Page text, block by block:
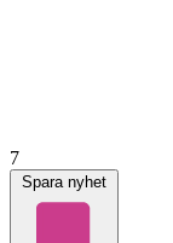
7
Spara nyhet